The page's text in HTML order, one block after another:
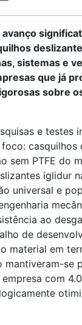
sistemas e
que já
sobre
e testes
casquilhos
sem PTFE do
iglidur
universal e
ao
de
material em
se
com